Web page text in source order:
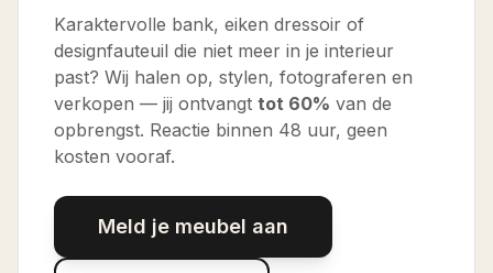
Karaktervolle bank, eiken dressoir of
designfauteuil die niet meer in je interieur
past? Wij halen op, stylen, fotograferen en
verkopen — jij ontvangt tot 60% van de
opbrengst. Reactie binnen 48 uur, geen
kosten vooraf.
Meld je meubel aan